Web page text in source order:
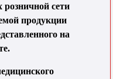
сети
продукции
на